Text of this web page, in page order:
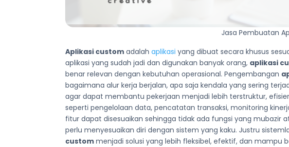
Jasa Pembuatan
Aplikasi custom adalahaplikasi yang dibuat secara khusus
aplikasi yang sudah jadi dan digunakan banyak orang, aplikasi
benar relevan dengan kebutuhan operasional. Pengembangan
bagaimana alur kerja berjalan, apa saja kendala yang sering
agar dapat membantu pekerjaan menjadi lebih terstruktur,
seperti pengelolaan data, pencatatan transaksi, monitoring
fitur dapat disesuaikan sehingga tidak ada fungsi yang mubazir
perlu menyesuaikan diri dengan sistem yang kaku. Justru
custom menjadi solusi yang lebih fleksibel, efektif, dan